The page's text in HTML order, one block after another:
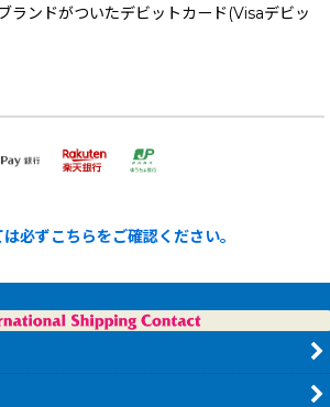
ランドがついたデビットカード(Visaデビッ
必ずこちらをご確認ください。